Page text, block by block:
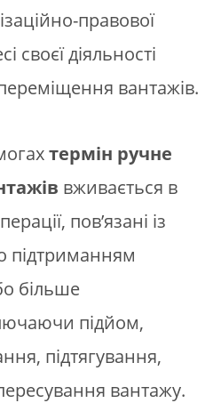
правової
своєї діяльності
вантажів.
термін ручне
вживається в
пов’язані із
підтриманням
більше
підйом,
підтягування,
вантажу.